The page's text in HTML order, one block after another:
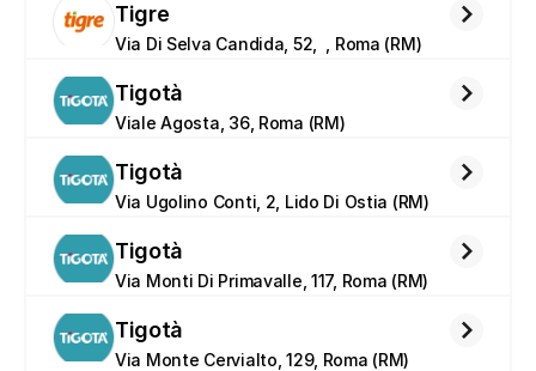
Tigre
Via Di Selva Candida, 52,  , Roma (RM)
Tigotà
Viale Agosta, 36, Roma (RM)
Tigotà
Via Ugolino Conti, 2, Lido Di Ostia (RM)
Tigotà
Via Monti Di Primavalle, 117, Roma (RM)
Tigotà
Via Monte Cervialto, 129, Roma (RM)